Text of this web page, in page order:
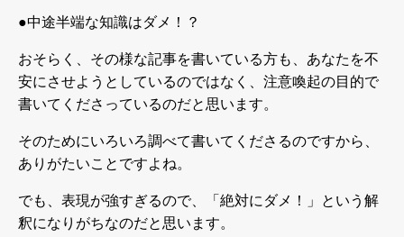
●中途半端な知識はダメ！？
おそらく、その様な記事を書いている方も、あなたを不
安にさせようとしているのではなく、注意喚起の目的で
書いてくださっているのだと思います。
そのためにいろいろ調べて書いてくださるのですから、
ありがたいことですよね。
でも、表現が強すぎるので、「絶対にダメ！」という解
釈になりがちなのだと思います。